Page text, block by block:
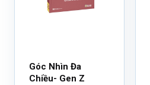
Góc Nhìn Đa
Chiều- Gen Z